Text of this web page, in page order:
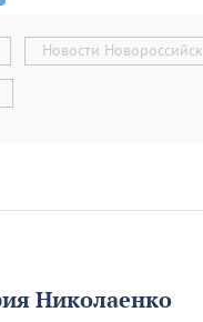
Новости Новороссийск
Николаенко